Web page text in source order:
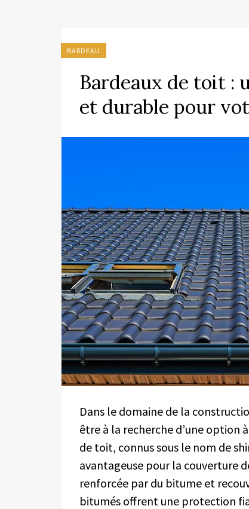
BARDEAU
Bardeaux de toit :
et durable pour
Dans le domaine de la
être à la recherche d’une option
de toit, connus sous le nom de
avantageuse pour la couverture
renforcée par du bitume et
bitumés offrent une protection